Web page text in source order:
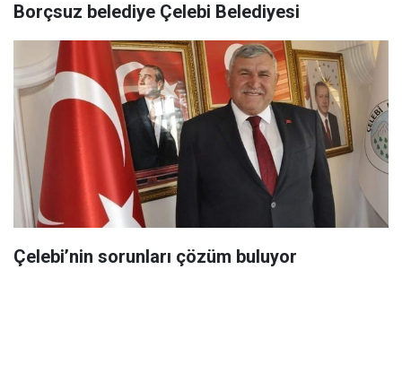
Borçsuz belediye Çelebi Belediyesi
Çelebi’nin sorunları çözüm buluyor